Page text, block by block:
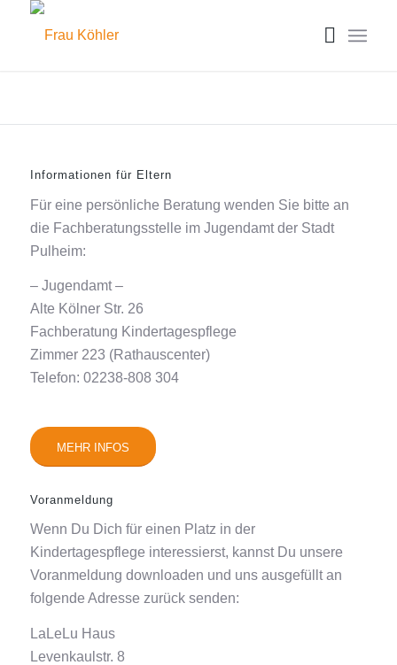
Informationen für Eltern
Für eine persönliche Beratung wenden Sie bitte an
die Fachberatungsstelle im Jugendamt der Stadt
Pulheim:
– Jugendamt –
Alte Kölner Str. 26
Fachberatung Kindertagespflege
Zimmer 223 (Rathauscenter)
Telefon: 02238-808 304
MEHR INFOS
Voranmeldung
Wenn Du Dich für einen Platz in der
Kindertagespflege interessierst, kannst Du unsere
Voranmeldung downloaden und uns ausgefüllt an
folgende Adresse zurück senden:
LaLeLu Haus
Levenkaulstr. 8